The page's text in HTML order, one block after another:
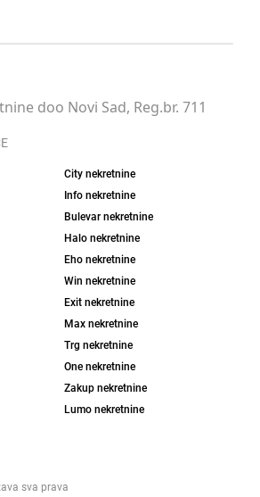
doo Novi Sad, Reg.br. 711
City nekretnine
Info nekretnine
Bulevar nekretnine
Halo nekretnine
Eho nekretnine
Win nekretnine
Exit nekretnine
Max nekretnine
Trg nekretnine
One nekretnine
Zakup nekretnine
Lumo nekretnine
sva prava